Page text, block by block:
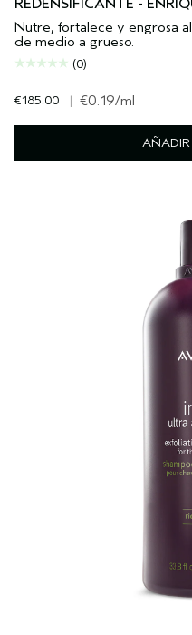
REDENSIFICANTE -
Nutre, fortalece y engrosa
de medio a grueso.
(0)
€185.00 | €0.19/ml